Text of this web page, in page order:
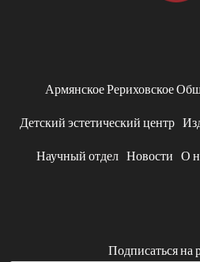
Армянское Рериховское
Детский эстетический центр
Научный отдел Новости О
Подписаться на